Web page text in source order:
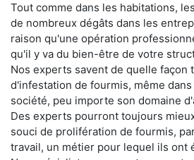
Tout comme dans les habitations,
de nombreux dégâts dans les
raison qu'une opération
qu'il y va du bien-être de votre
Nos experts savent de quelle façon
d'infestation de fourmis, même
société, peu importe son domaine
Des experts pourront toujours
souci de prolifération de fourmis,
travail, un métier pour lequel ils ont